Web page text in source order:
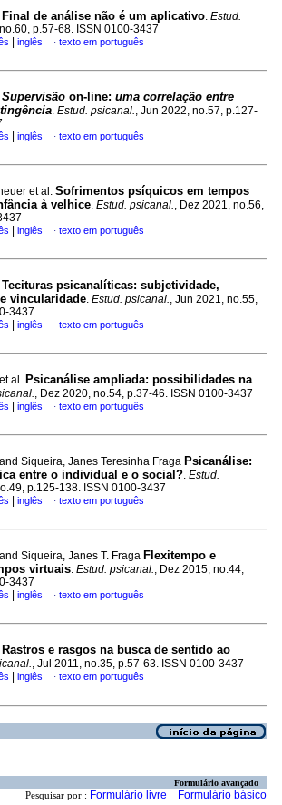
Final de análise não é um aplicativo. Estud.
p.57-68. ISSN 0100-3437
inglês · texto em português
Supervisão on-line: uma correlação entre
. Estud. psicanal., Jun 2022, no.57, p.127-
inglês · texto em português
et al. Sofrimentos psíquicos em tempos
à velhice. Estud. psicanal., Dez 2021, no.56,
inglês · texto em português
Tecituras psicanalíticas: subjetividade,
vincularidade. Estud. psicanal., Jun 2021, no.55,
3437
inglês · texto em português
al. Psicanálise ampliada: possibilidades na
, Dez 2020, no.54, p.37-46. ISSN 0100-3437
inglês · texto em português
Siqueira, Janes Teresinha Fraga Psicanálise:
entre o individual e o social?. Estud.
p.125-138. ISSN 0100-3437
inglês · texto em português
Siqueira, Janes T. Fraga Flexitempo e
virtuais. Estud. psicanal., Dez 2015, no.44,
3437
inglês · texto em português
Rastros e rasgos na busca de sentido ao
, Jul 2011, no.35, p.57-63. ISSN 0100-3437
inglês · texto em português
Formulário avançado
Pesquisar por : Formulário livre Formulário básico